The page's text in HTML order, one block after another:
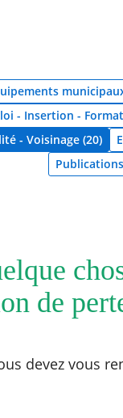
- Insertion -
- Voisinage (20)
de
devez